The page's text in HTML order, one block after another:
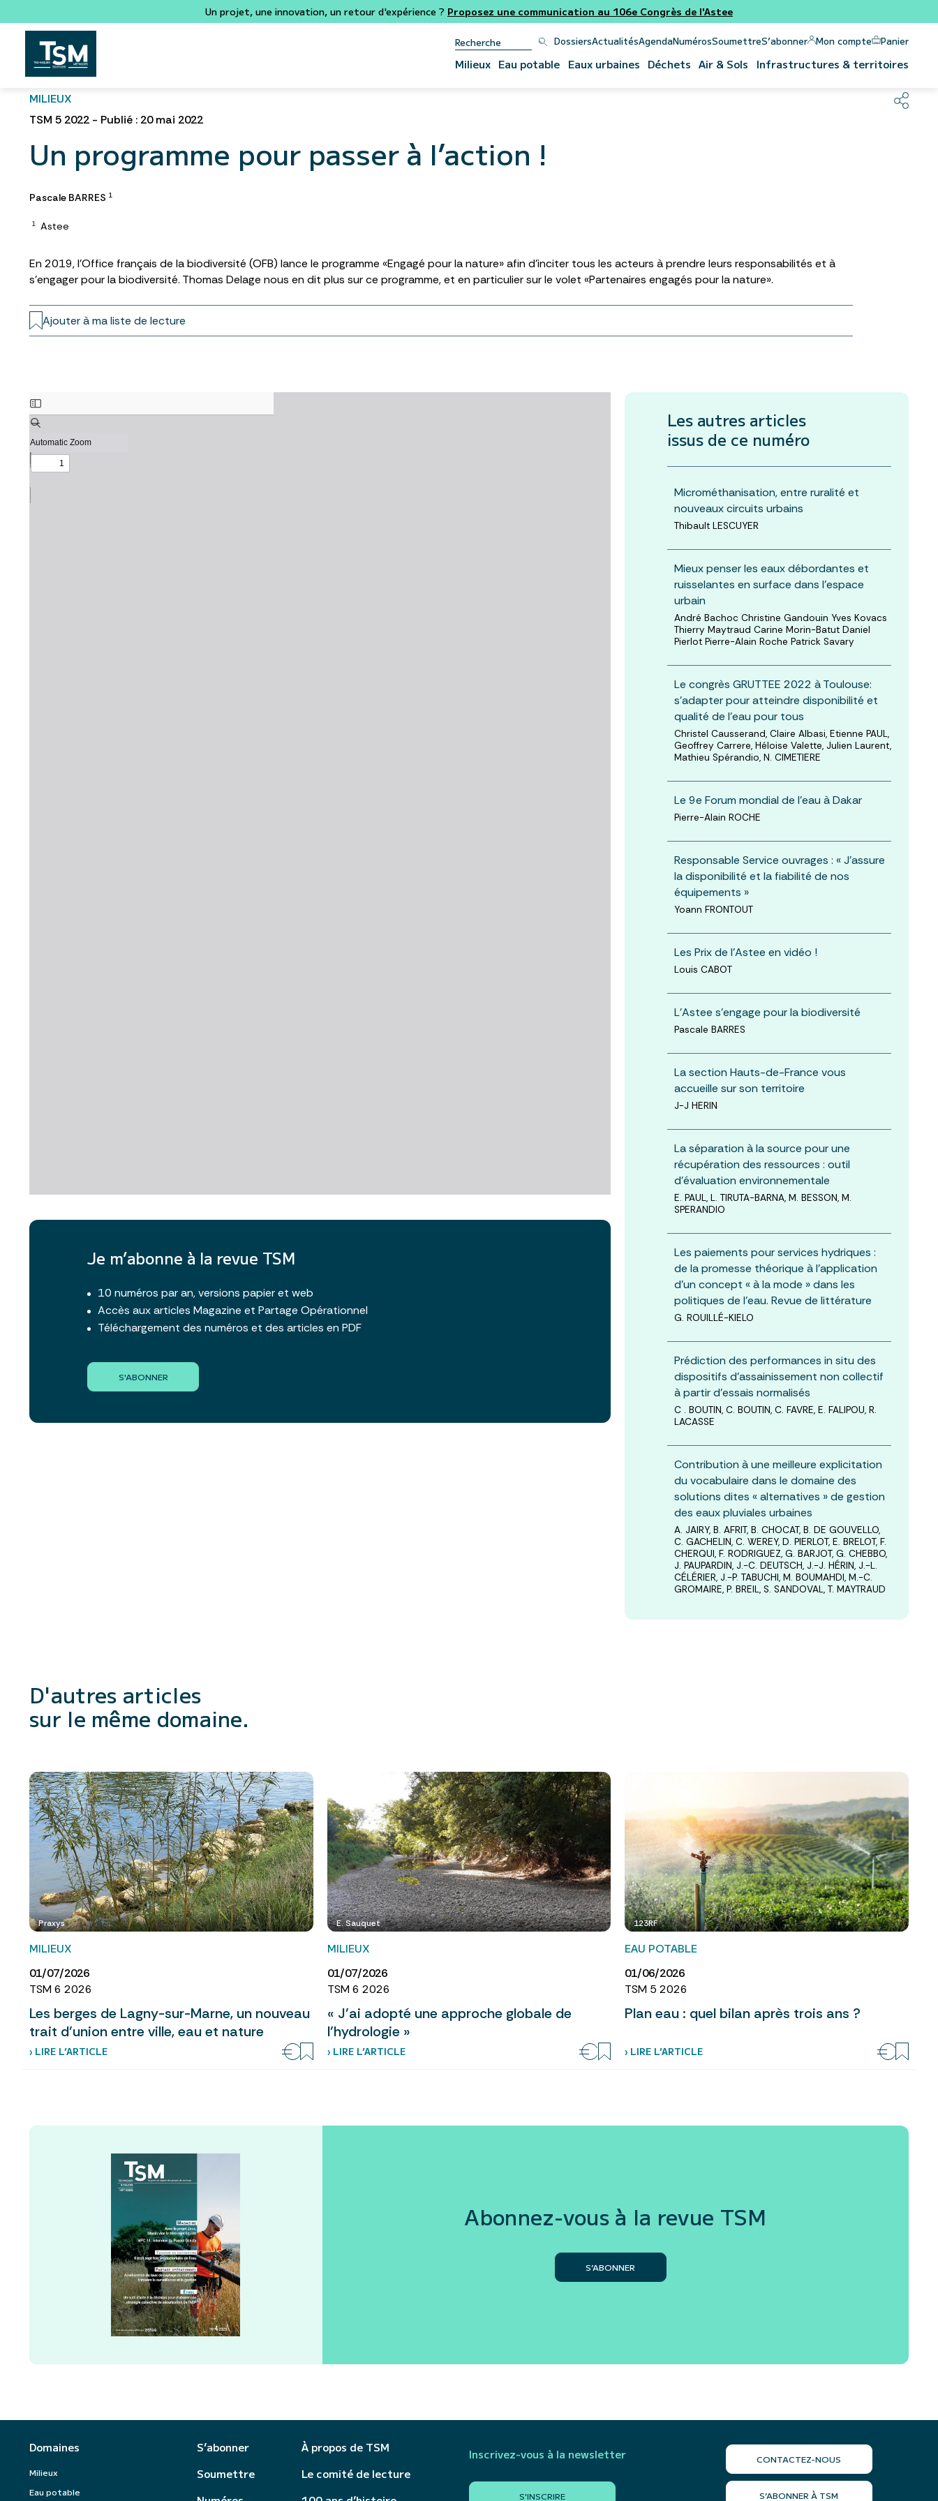
Un projet, une innovation, un retour d'expérience ? Proposez une communication au 106e Congrès de l'Astee
DossiersActualitésAgendaNumérosSoumettreS’abonner Mon compte Panier
Milieux Eau potable Eaux urbaines Déchets Air & Sols Infrastructures & territoires
MILIEUX
TSM 5 2022 - Publié : 20 mai 2022
Un programme pour passer à l’action !
Pascale BARRES 1
1 Astee
En 2019, l’Office français de la biodiversité (OFB) lance le programme «Engagé pour la nature» afin d’inciter tous les acteurs à prendre leurs responsabilités et à
s’engager pour la biodiversité. Thomas Delage nous en dit plus sur ce programme, et en particulier sur le volet «Partenaires engagés pour la nature».
Ajouter à ma liste de lecture
Je m’abonne à la revue TSM
10 numéros par an, versions papier et web
Accès aux articles Magazine et Partage Opérationnel
Téléchargement des numéros et des articles en PDF
S'ABONNER
Les autres articles
issus de ce numéro
Microméthanisation, entre ruralité et
nouveaux circuits urbains
Thibault LESCUYER
Mieux penser les eaux débordantes et
ruisselantes en surface dans l’espace
urbain
André Bachoc Christine Gandouin Yves Kovacs
Thierry Maytraud Carine Morin-Batut Daniel
Pierlot Pierre-Alain Roche Patrick Savary
Le congrès GRUTTEE 2022 à Toulouse:
s’adapter pour atteindre disponibilité et
qualité de l’eau pour tous
Christel Causserand, Claire Albasi, Etienne PAUL,
Geoffrey Carrere, Héloise Valette, Julien Laurent,
Mathieu Spérandio, N. CIMETIERE
Le 9e Forum mondial de l’eau à Dakar
Pierre-Alain ROCHE
Responsable Service ouvrages : « J’assure
la disponibilité et la fiabilité de nos
équipements »
Yoann FRONTOUT
Les Prix de l’Astee en vidéo !
Louis CABOT
L’Astee s’engage pour la biodiversité
Pascale BARRES
La section Hauts-de-France vous
accueille sur son territoire
J-J HERIN
La séparation à la source pour une
récupération des ressources : outil
d’évaluation environnementale
E. PAUL, L. TIRUTA-BARNA, M. BESSON, M.
SPERANDIO
Les paiements pour services hydriques :
de la promesse théorique à l’application
d’un concept « à la mode » dans les
politiques de l’eau. Revue de littérature
G. ROUILLÉ-KIELO
Prédiction des performances in situ des
dispositifs d’assainissement non collectif
à partir d’essais normalisés
C . BOUTIN, C. BOUTIN, C. FAVRE, E. FALIPOU, R.
LACASSE
Contribution à une meilleure explicitation
du vocabulaire dans le domaine des
solutions dites « alternatives » de gestion
des eaux pluviales urbaines
A. JAIRY, B. AFRIT, B. CHOCAT, B. DE GOUVELLO,
C. GACHELIN, C. WEREY, D. PIERLOT, E. BRELOT, F.
CHERQUI, F. RODRIGUEZ, G. BARJOT, G. CHEBBO,
J. PAUPARDIN, J.-C. DEUTSCH, J.-J. HÉRIN, J.-L.
CÉLÉRIER, J.-P. TABUCHI, M. BOUMAHDI, M.-C.
GROMAIRE, P. BREIL, S. SANDOVAL, T. MAYTRAUD
D'autres articles
sur le même domaine.
Praxys
MILIEUX
01/07/2026
TSM 6 2026
Les berges de Lagny-sur-Marne, un nouveau
trait d’union entre ville, eau et nature
› LIRE L’ARTICLE
E. Sauquet
MILIEUX
01/07/2026
TSM 6 2026
« J’ai adopté une approche globale de
l’hydrologie »
› LIRE L’ARTICLE
123RF
EAU POTABLE
01/06/2026
TSM 5 2026
Plan eau : quel bilan après trois ans ?
› LIRE L’ARTICLE
Abonnez-vous à la revue TSM
S’ABONNER
Domaines
Milieux
Eau potable
S’abonner
Soumettre
À propos de TSM
Le comité de lecture
Inscrivez-vous à la newsletter
S'INSCRIRE
CONTACTEZ-NOUS
S’ABONNER À TSM